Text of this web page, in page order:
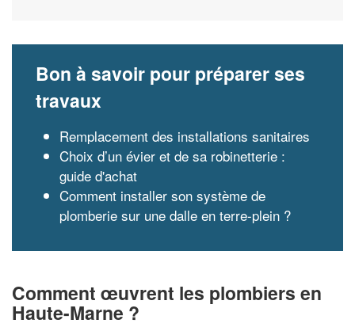
Bon à savoir pour préparer ses
travaux
Remplacement des installations sanitaires
Choix d’un évier et de sa robinetterie :
guide d'achat
Comment installer son système de
plomberie sur une dalle en terre-plein ?
Comment œuvrent les plombiers en
Haute-Marne ?